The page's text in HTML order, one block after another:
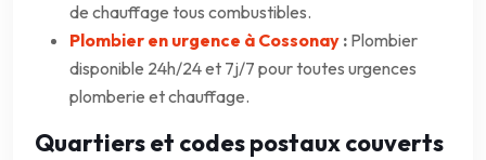
de chauffage tous combustibles.
Plombier en urgence à Cossonay : Plombier
disponible 24h/24 et 7j/7 pour toutes urgences
plomberie et chauffage.
Quartiers et codes postaux couverts